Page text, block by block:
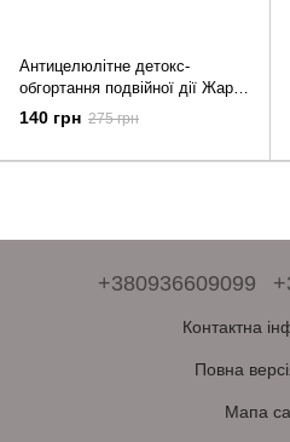
Антицелюлітне детокс-
обгортання подвійної дії Жар-
Холод Top Beauty 250 мл
140 грн 275 грн
+380936609099
Контактна
Повна
Мапа